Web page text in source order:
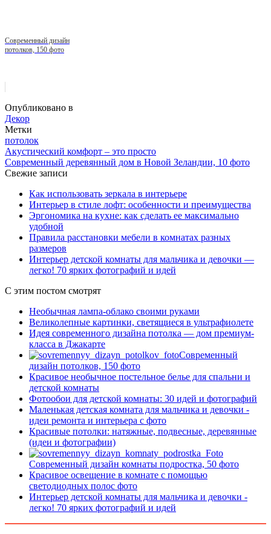
Современный дизайн
потолков, 150 фото
Опубликовано в
Декор
Метки
потолок
Акустический комфорт – это просто
Современный деревянный дом в Новой Зеландии, 10 фото
Свежие записи
Как использовать зеркала в интерьере
Интерьер в стиле лофт: особенности и преимущества
Эргономика на кухне: как сделать ее максимально
удобной
Правила расстановки мебели в комнатах разных
размеров
Интерьер детской комнаты для мальчика и девочки —
легко! 70 ярких фотографий и идей
С этим постом смотрят
Необычная лампа-облако своими руками
Великолепные картинки, светящиеся в ультрафиолете
Идея современного дизайна потолка — дом премиум-
класса в Джакарте
Современный
дизайн потолков, 150 фото
Красивое необычное постельное белье для спальни и
детской комнаты
Фотообои для детской комнаты: 30 идей и фотографий
Маленькая детская комната для мальчика и девочки -
идеи ремонта и интерьера с фото
Красивые потолки: натяжные, подвесные, деревянные
(идеи и фотографии)
Современный дизайн комнаты подростка, 50 фото
Красивое освещение в комнате с помощью
светодиодных полос фото
Интерьер детской комнаты для мальчика и девочки -
легко! 70 ярких фотографий и идей